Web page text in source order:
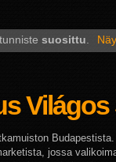
suosittu.
Világos
jossa